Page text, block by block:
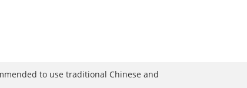
to use traditional Chinese and